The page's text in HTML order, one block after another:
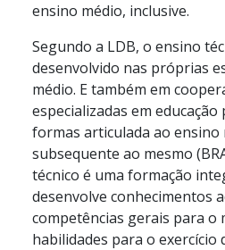
ensino médio, inclusive.
Segundo a LDB, o ensino
desenvolvido nas próprias
médio. E também em
especializadas em
formas articulada ao ensino
subsequente ao mesmo
técnico é uma formação
desenvolve conhecimentos
competências gerais para o
habilidades para o exercício